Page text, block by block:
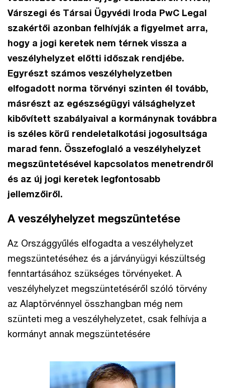
Várszegi és Társai Ügyvédi Iroda PwC Legal
szakértői azonban felhívják a figyelmet arra,
hogy a jogi keretek nem térnek vissza a
veszélyhelyzet előtti időszak rendjébe.
Egyrészt számos veszélyhelyzetben
elfogadott norma törvényi szinten él tovább,
másrészt az egészségügyi válsághelyzet
kibővített szabályaival a kormánynak továbbra
is széles körű rendeletalkotási jogosultsága
marad fenn. Összefoglaló a veszélyhelyzet
megszüntetésével kapcsolatos menetrendről
és az új jogi keretek legfontosabb
jellemzőiről.
A veszélyhelyzet megszüntetése
Az Országgyűlés elfogadta a veszélyhelyzet
megszüntetéséhez és a járványügyi készültség
fenntartásához szükséges törvényeket. A
veszélyhelyzet megszüntetéséről szóló törvény
az Alaptörvénnyel összhangban még nem
szünteti meg a veszélyhelyzetet, csak felhívja a
kormányt annak megszüntetésére